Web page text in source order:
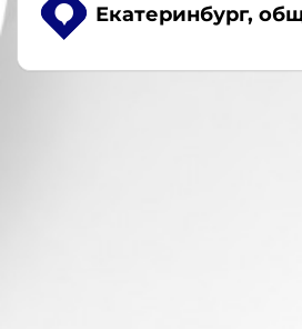
Екатеринбург,